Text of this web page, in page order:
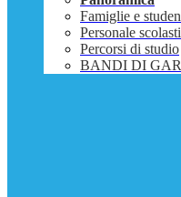
Famiglie e
Personale
Percorsi di studio
BANDI DI